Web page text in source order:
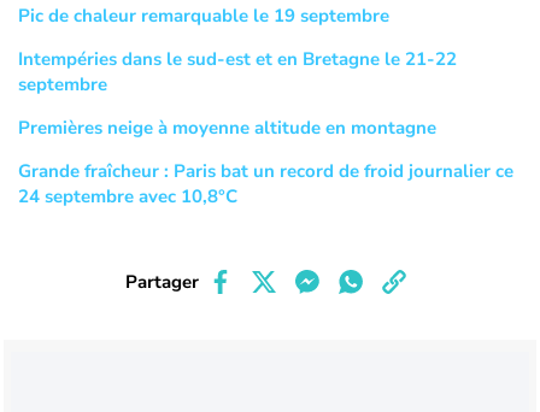
Pic de chaleur remarquable le 19 septembre
Intempéries dans le sud-est et en Bretagne le 21-22
septembre
Premières neige à moyenne altitude en montagne
Grande fraîcheur : Paris bat un record de froid journalier ce
24 septembre avec 10,8°C
Partager